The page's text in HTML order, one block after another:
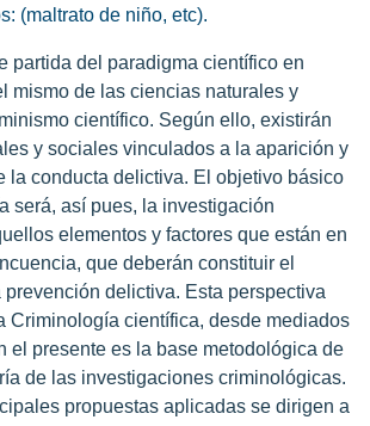
(maltrato de niño, etc).
partida del paradigma científico en
mismo de las ciencias naturales y
científico. Según ello, existirán
y sociales vinculados a la aparición y
la conducta delictiva. El objetivo básico
será, así pues, la investigación
elementos y factores que están en
que deberán constituir el
delictiva. Esta perspectiva
Criminología científica, desde mediados
el presente es la base metodológica de
de las investigaciones criminológicas.
propuestas aplicadas se dirigen a